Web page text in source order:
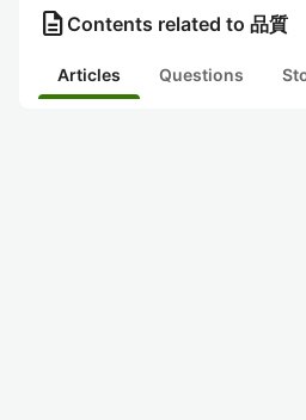
description Contents related to 品質
Articles Questions